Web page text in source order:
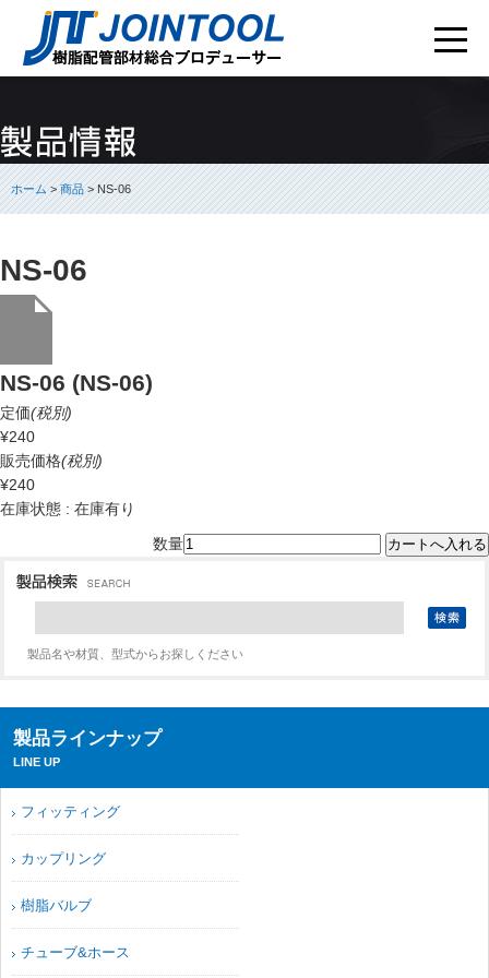
ホーム>商品> NS-06
NS-06
NS-06 (NS-06)
定価(税別)
¥240
販売価格(税別)
¥240
在庫状態 : 在庫有り
数量
製品名や材質、型式からお探しください
製品ラインナップ
LINE UP
フィッティング
カップリング
樹脂バルブ
チューブ&ホース